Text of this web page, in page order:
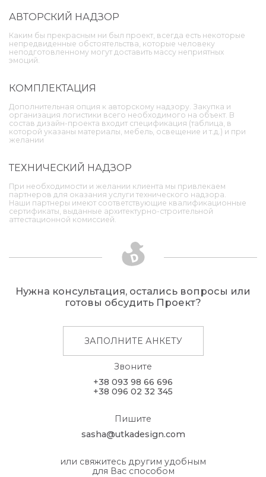
АВТОРСКИЙ НАДЗОР
Каким бы прекрасным ни был проект, всегда есть некоторые
непредвиденные обстоятельства, которые человеку
неподготовленному могут доставить массу неприятных
эмоций.
КОМПЛЕКТАЦИЯ
Дополнительная опция к авторскому надзору. Закупка и
организация логистики всего необходимого на объект. В
состав дизайн-проекта входит спецификация (таблица, в
которой указаны материалы, мебель, освещение и т.д.) и при
желании
ТЕХНИЧЕСКИЙ НАДЗОР
При необходимости и желании клиента мы привлекаем
партнеров для оказания услуги технического надзора.
Наши партнеры имеют соответствующие квалификационные
сертификаты, выданные архитектурно-строительной
аттестационной комиссией.
Нужна консультация, остались вопросы или
готовы обсудить Проект?
ЗАПОЛНИТЕ АНКЕТУ
Звоните
+38 093 98 66 696
+38 096 02 32 345
Пишите
sasha@utkadesign.com
или свяжитесь другим удобным
для Вас способом